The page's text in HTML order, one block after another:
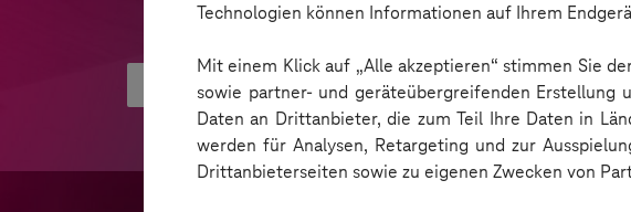
Technologien können Informationen auf Ihrem
Mit einem Klick auf „Alle akzeptieren“ stimmen Sie
sowie partner- und geräteübergreifenden
Daten an Drittanbieter, die zum Teil Ihre Daten in
werden für Analysen, Retargeting und zur
Drittanbieterseiten sowie zu eigenen Zwecken von
Was hinter AI Smart Glasses steckt: Use